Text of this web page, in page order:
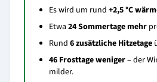
Es wird um rund +2,5 °C
Etwa 24 Sommertage mehr
Rund 6 zusätzliche Hitzetage
46 Frosttage weniger– der
milder.